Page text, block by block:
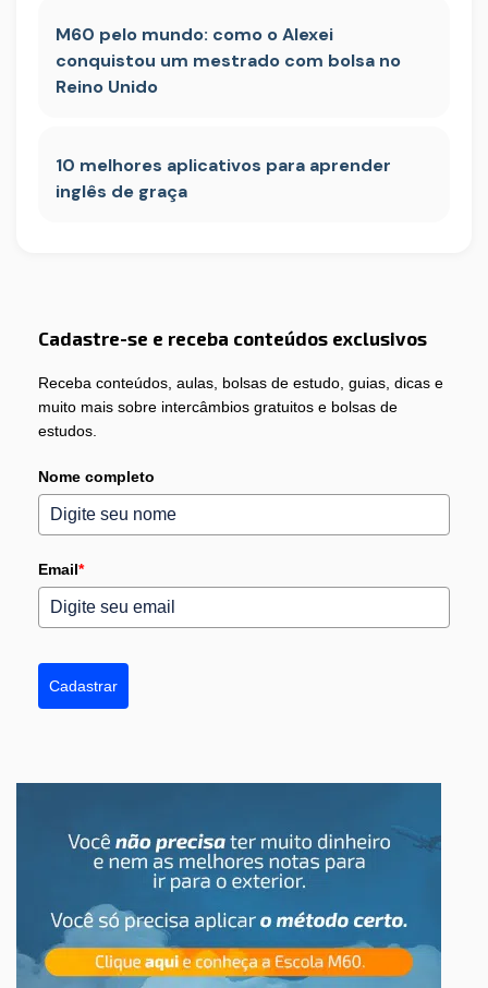
M60 pelo mundo: como o Alexei
conquistou um mestrado com bolsa no
Reino Unido
10 melhores aplicativos para aprender
inglês de graça
Cadastre-se e receba conteúdos exclusivos
Receba conteúdos, aulas, bolsas de estudo, guias, dicas e
muito mais sobre intercâmbios gratuitos e bolsas de
estudos.
Nome completo
Email*
Cadastrar